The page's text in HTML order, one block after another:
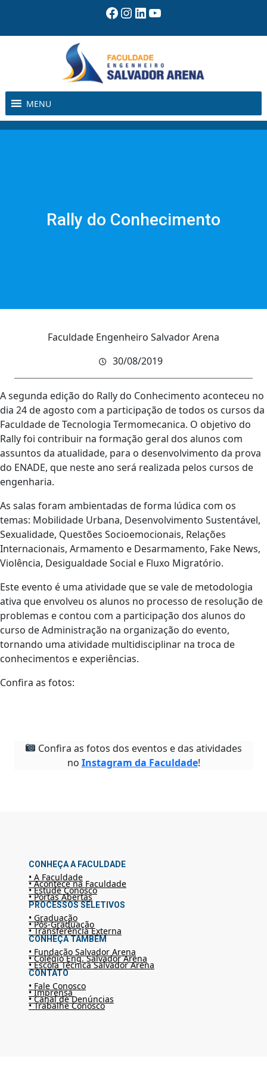
o
Facebook
Instagram
LinkedIn
Youtube
MENU
Rally do Conhecimento
Faculdade Engenheiro Salvador Arena
30/08/2019
A segunda edição do Rally do Conhecimento aconteceu no
dia 24 de agosto com a participação de todos os cursos da
Faculdade de Tecnologia Termomecanica. O objetivo do
Rally foi contribuir na formação geral dos alunos com
assuntos da atualidade, para o desenvolvimento da prova
do ENADE, que neste ano será realizada pelos cursos de
engenharia.
As salas foram ambientadas de forma lúdica com os
temas: Mobilidade Urbana, Desenvolvimento Sustentável,
Sexualidade, Questões Socioemocionais, Relações
Internacionais, Armamento e Desarmamento, Fake News,
Violência, Desigualdade Social e Fluxo Migratório.
Este evento é uma atividade que se vale de metodologia
ativa que envolveu os alunos no processo de resolução de
problemas e contou com a participação dos alunos do
curso de Administração na organização do evento,
tornando uma atividade multidisciplinar na troca de
conhecimentos e experiências.
Confira as fotos:
Confira as fotos dos eventos e das atividades
no Instagram da Faculdade!
CONHEÇA A FACULDADE
• A Faculdade
• Acontece na Faculdade
• Estude Conosco
• Portas Abertas
PROCESSOS SELETIVOS
• Graduação
• Pós-Graduação
• Transferência Externa
CONHEÇA TAMBÉM
• Fundação Salvador Arena
• Colégio Eng. Salvador Arena
• Escola Técnica Salvador Arena
CONTATO
• Fale Conosco
• Imprensa
• Canal de Denúncias
• Trabalhe Conosco